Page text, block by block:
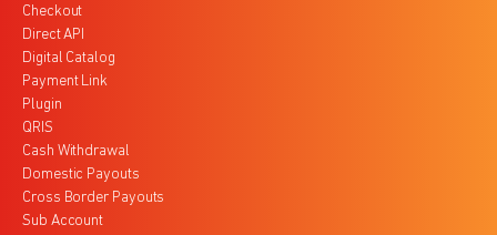
Checkout
Direct API
Digital Catalog
Payment Link
Plugin
QRIS
Cash Withdrawal
Domestic Payouts
Cross Border Payouts
Sub Account